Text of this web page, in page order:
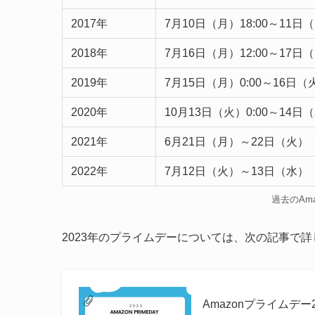
2017年 7月10日（月）18:00～11日
2018年 7月16日（月）12:00～17日
2019年 7月15日（月）0:00～16日（
2020年 10月13日（火）0:00～14日
2021年 6月21日（月）～22日（火）
2022年 7月12日（火）～13日（水）
過去の
2023年のプライムデーについては、次の記事で
Amazonプライムデ